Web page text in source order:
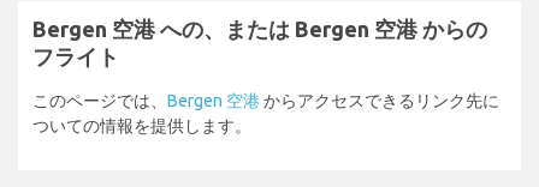
Bergen 空港 への、または Bergen 空港 からの
フライト
このページでは、 Bergen 空港からアクセスできるリンク先に
ついての情報を提供します。